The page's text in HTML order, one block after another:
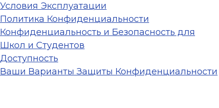
Условия Эксплуатации
Политика Конфиденциальности
Конфиденциальность и Безопасность для
Школ и Студентов
Доступность
Ваши Варианты Защиты Конфиденциальности